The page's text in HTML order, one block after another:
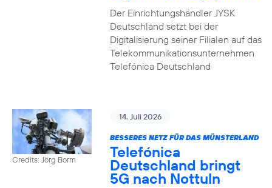
Der Einrichtungshändler JYSK
Deutschland setzt bei der
Digitalisierung seiner Filialen auf das
Telekommunikationsunternehmen
Telefónica Deutschland
Credits: Jörg Borm
14. Juli 2026
BESSERES NETZ FÜR DAS MÜNSTERLAND
Telefónica
Deutschland bringt
5G nach Nottuln